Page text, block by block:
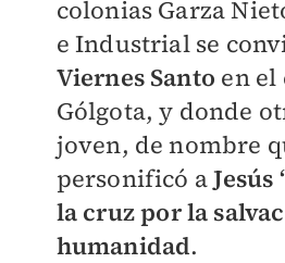
colonias Garza
e Industrial se
Viernes Santo en el
Gólgota, y donde
joven, de nombre
personificó aJesús
la cruz por la
humanidad.